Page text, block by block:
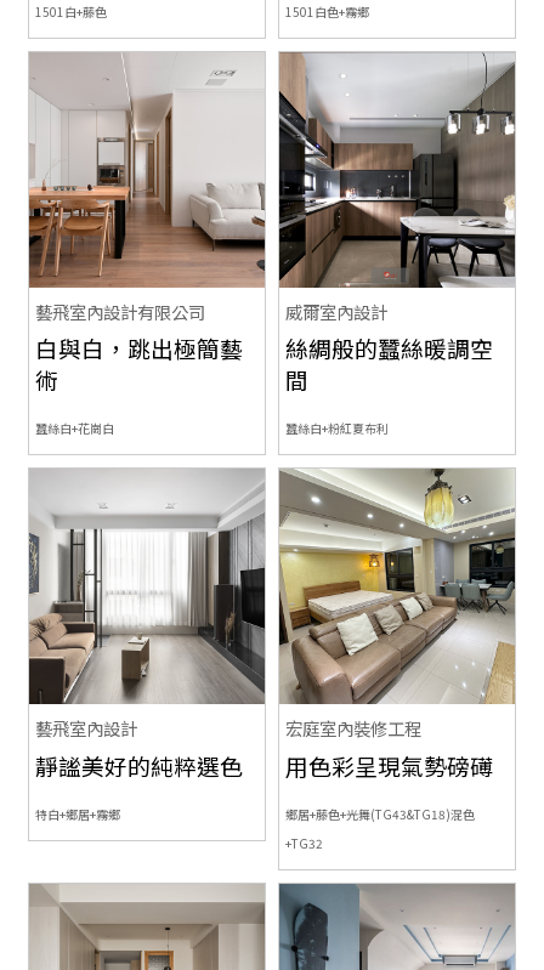
1501白+藤色 1501白色+霧鄉
藝飛室內設計有限公司
白與白，跳出極簡藝
術
蠶絲白+花崗白
威爾室內設計
絲綢般的蠶絲暖調空
間
蠶絲白+粉紅夏布利
藝飛室內設計
靜謐美好的純粹選色
特白+鄉居+霧鄉
宏庭室內裝修工程
用色彩呈現氣勢磅礡
鄉居+藤色+光舞(TG43&TG18)混色
+TG32